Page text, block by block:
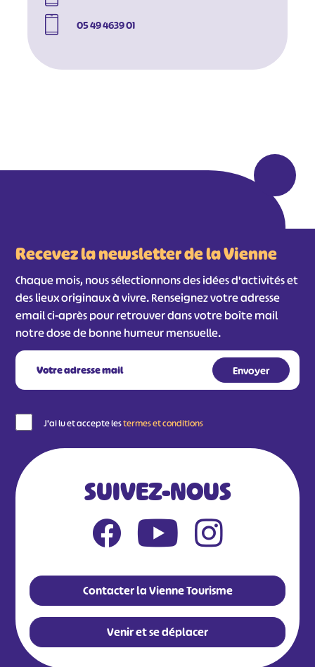
05 49 4639 01
Recevez la newsletter de la Vienne
Chaque mois, nous sélectionnons des idées d'activités et
des lieux originaux à vivre. Renseignez votre adresse
email ci-après pour retrouver dans votre boîte mail
notre dose de bonne humeur mensuelle.
J'ai lu et accepte lestermes et conditions
SUIVEZ-NOUS
Contacter la Vienne Tourisme
Venir et se déplacer
#